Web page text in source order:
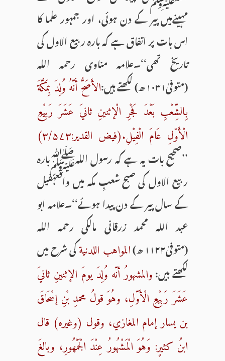
مہینےمیں پیر کے دن ہوئی، اور جمہور علما کا
اس بات پر اتفاق ہے کہ بارہ ربیع الاول کی
تاریخ تھی‘‘۔علامہ مناوی رحمہ اللہ
(متوفیٰ۱۰۳۱ ھ) لکھتے ہیں:
الأَصَحُّ أَنّهُ وُلِدَ بِمَکَّةَ
بِالشِّعْبِ بَعْدَ فَجْرِ الْإثنینِ ثانيَ عَشَرَ رَبِیْعِ
الْأَوّلِ عَامَ الْفِیْلِ.(فیض القدیر:۳/۵۷۳)
’’صحیح بات یہ ہے کہ رسول اللہﷺبارہ
ربیع الاول کی صبح شعبِ مکہ میں واقعۂفیل
کے سال پیر کے دن پیدا ہوئے‘‘۔علامہ ابو
عبد اللہ محمد زرقانی مالکی رحمہ اللہ
(متوفیٰ۱۱۲۲ ھ)
المواهب اللدنیةکی شرح میں
لکھتے ہیں:والمشهورُ أنّه وُلِدَ یومَ الإثنینِ ثانيَ
عَشَرَ رَبِیْعِ الْأَوّلِ، وهُوَ قولُ محمدِ بْنِ إسْحَاقَ
بن یسار إمام المغازي، وقول (وغیره) قال
ابنُ کثیرٍ: وَهُوَ الْمَشْهُورُ عِنْدَ الْجَمْهُورِ، وبالغَ